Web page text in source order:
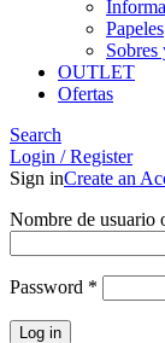
Papeles
Sobres
OUTLET
Ofertas
Search
Login / Register
Sign inCreate an
Nombre de usuario
Password *
Log in